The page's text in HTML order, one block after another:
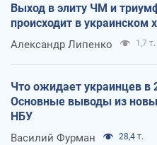
Выход в элиту ЧМ и
происходит в украинском
Александр Липенко 1,7 т.
Что ожидает украинцев в
Основные выводы из
НБУ
Василий Фурман 28,4 т.